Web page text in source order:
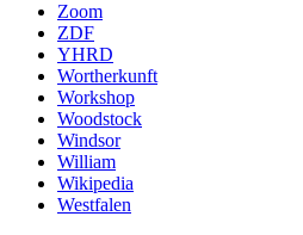
Zoom
ZDF
YHRD
Wortherkunft
Workshop
Woodstock
Windsor
William
Wikipedia
Westfalen